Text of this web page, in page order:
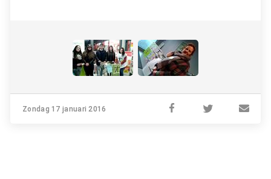
Zondag 17 januari 2016